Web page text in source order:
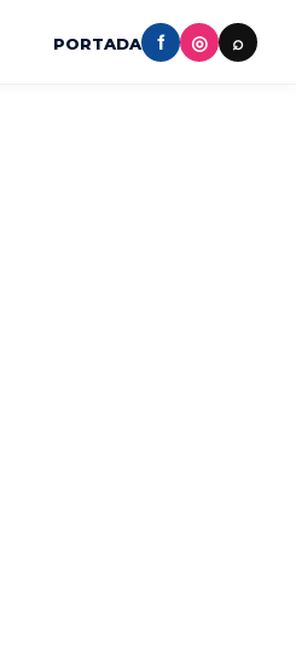
PORTADA f ◎ ⌕